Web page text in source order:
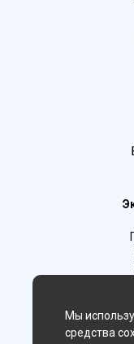
Мы
средства